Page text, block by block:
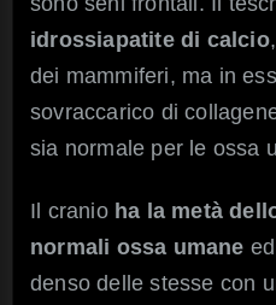
idrossiapatite di calcio
dei mammiferi, ma in
sovraccarico di
sia normale per le ossa
Il cranioha la metà
normali ossa umane
denso delle stesse con